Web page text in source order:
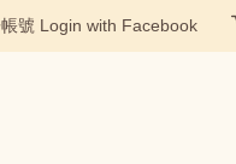
號 Login with Facebook